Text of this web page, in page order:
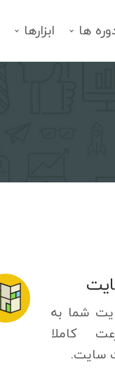
ها ابزارها
شما به
کاملا
سایت.